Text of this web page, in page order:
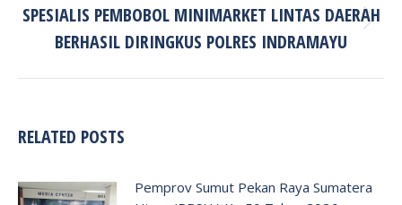
Next
post:
SPESIALIS PEMBOBOL MINIMARKET LINTAS DAERAH
BERHASIL DIRINGKUS POLRES INDRAMAYU
RELATED POSTS
Pemprov Sumut Pekan Raya Sumatera